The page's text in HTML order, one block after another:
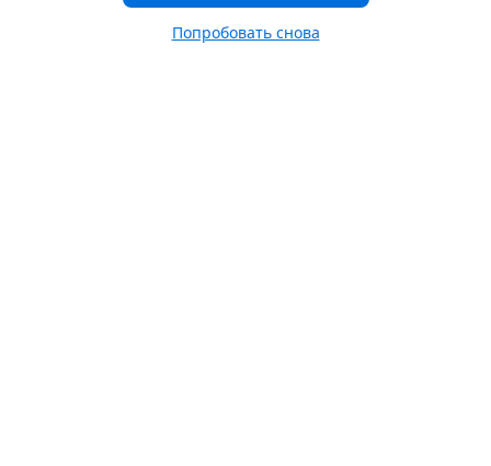
Попробовать снова